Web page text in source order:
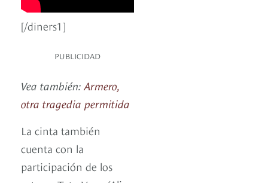
[/diners1]
PUBLICIDAD
Vea también:Armero,
otra tragedia permitida
La cinta también
cuenta con la
participación de los